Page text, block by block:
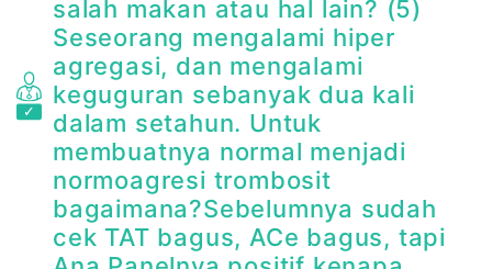
salah makan atau hal lain? (5)
Seseorang mengalami hiper
agregasi, dan mengalami
keguguran sebanyak dua kali
dalam setahun. Untuk
membuatnya normal menjadi
normoagresi trombosit
bagaimana?Sebelumnya sudah
cek TAT bagus, ACe bagus, tapi